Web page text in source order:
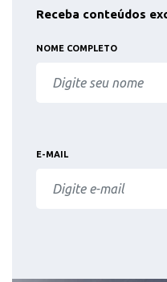
Receba conteúdos
NOME COMPLETO
E-MAIL